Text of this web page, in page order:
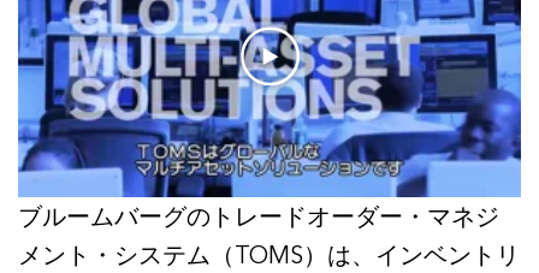
ブルームバーグのトレードオーダー・マネジ
メント・システム（TOMS）は、インベントリ